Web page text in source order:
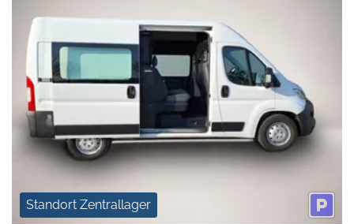
Standort Zentrallager